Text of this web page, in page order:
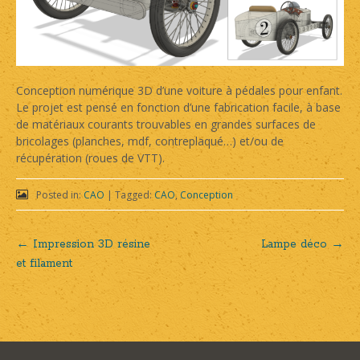
Conception numérique 3D d’une voiture à pédales pour enfant.
Le projet est pensé en fonction d’une fabrication facile, à base
de matériaux courants trouvables en grandes surfaces de
bricolages (planches, mdf, contreplaqué…) et/ou de
récupération (roues de VTT).
Posted in: CAO |Tagged: CAO, Conception
Post
navigation
← Impression 3D résine
et filament
Lampe déco →